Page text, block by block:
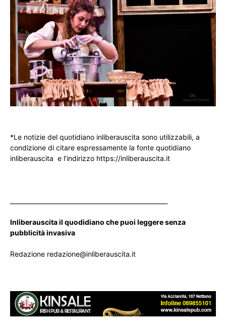
*Le notizie del quotidiano inliberauscita sono utilizzabili, a
condizione di citare espressamente la fonte quotidiano
inliberauscita e l’indirizzo https://inliberauscita.it
Inliberauscita il quodidiano che puoi leggere senza
pubblicità invasiva
Redazione redazione@inliberauscita.it